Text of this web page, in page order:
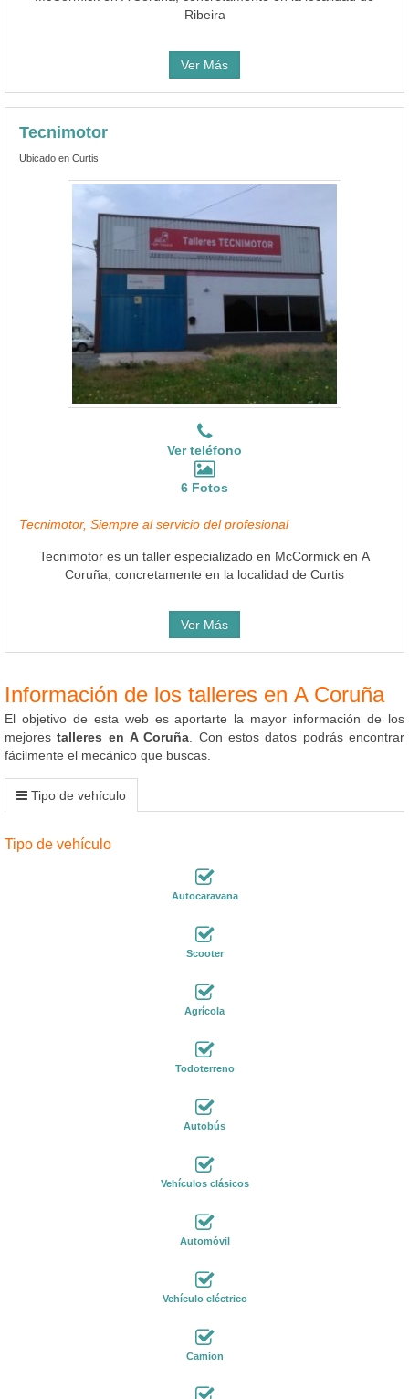
Ribeira
Ver Más
Tecnimotor
Ubicado en Curtis
Ver teléfono
6 Fotos
Tecnimotor, Siempre al servicio del profesional
Tecnimotor es un taller especializado en McCormick en A
Coruña, concretamente en la localidad de Curtis
Ver Más
Información de los talleres en A Coruña
El objetivo de esta web es aportarte la mayor información de los
mejorestalleres en A Coruña . Con estos datos podrás encontrar
fácilmente el mecánico que buscas.
Tipo de vehículo
Tipo de vehículo
Autocaravana
Scooter
Agrícola
Todoterreno
Autobús
Vehículos clásicos
Automóvil
Vehículo eléctrico
Camion